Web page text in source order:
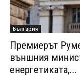
България
Премиерът
външния
енергетиката,...